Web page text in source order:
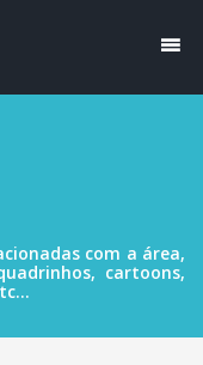
com a área,
cartoons,